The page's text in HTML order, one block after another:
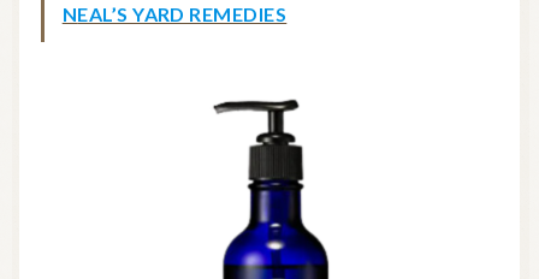
NEAL’S YARD REMEDIES